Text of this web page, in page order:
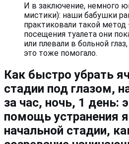
И в заключение, немного
мистики): наши бабушки
практиковали такой метод
посещения туалета они
или плевали в больной
это тоже помогало.
Как быстро убрать
стадии под глазом,
за час, ночь, 1 день:
помощь устранения
начальной стадии,